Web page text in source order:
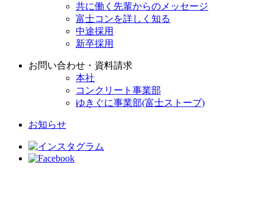
共に働く先輩からのメッセージ
富士コンを詳しく知る
中途採用
新卒採用
お問い合わせ・資料請求
本社
コンクリート事業部
ゆきぐに事業部(富士ストーブ)
お知らせ